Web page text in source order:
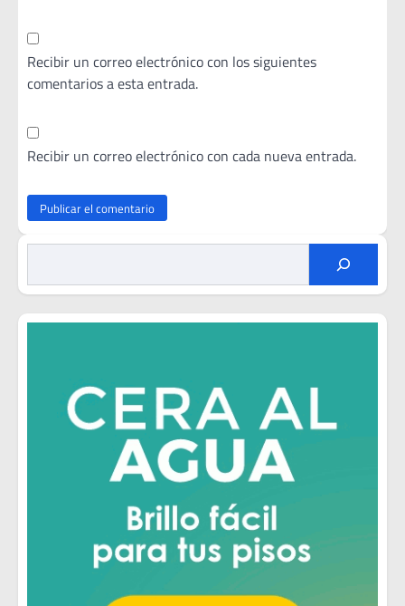
Recibir un correo electrónico con los siguientes
comentarios a esta entrada.
Recibir un correo electrónico con cada nueva entrada.